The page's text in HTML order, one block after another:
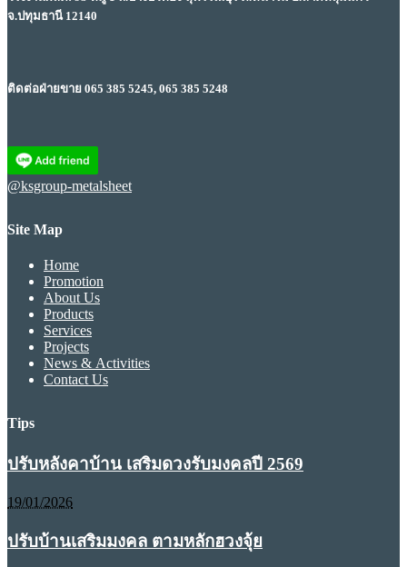
จ.ปทุมธานี 12140
ติดต่อฝ่ายขาย 065 385 5245, 065 385 5248
@ksgroup-metalsheet
Site Map
Home
Promotion
About Us
Products
Services
Projects
News & Activities
Contact Us
Tips
ปรับหลังคาบ้าน เสริมดวงรับมงคลปี 2569
19/01/2026
ปรับบ้านเสริมมงคล ตามหลักฮวงจุ้ย